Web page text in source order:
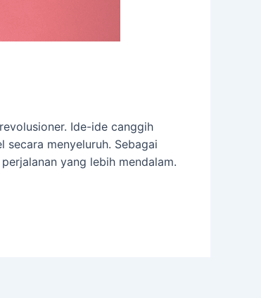
Ide-ide canggih
menyeluruh. Sebagai
yang lebih mendalam.